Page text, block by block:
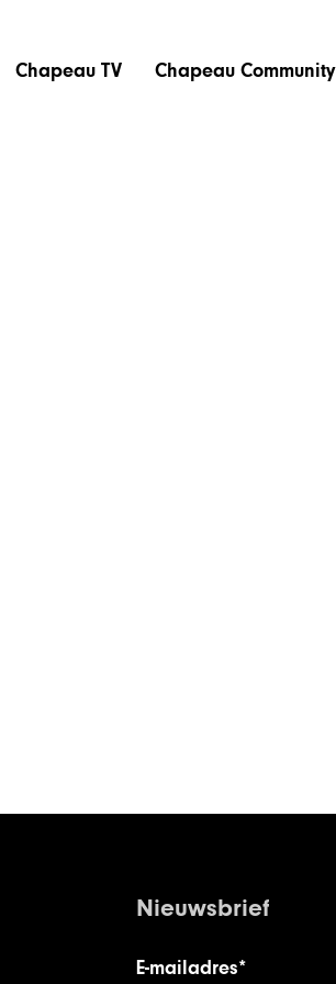
Chapeau TV Chapeau Community
Nieuwsbrief
E-mailadres*